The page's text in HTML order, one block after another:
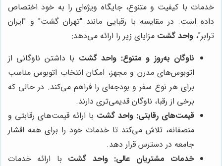
خدمات با کیفیت و متنوع، جایگاه ویژه‌ای را به خود اختصاص
داده است. در مقایسه با رقبایی مانند "تهران گشت" و "ایران
ترابر"، واحد گشت مزایای زیر را ارائه می‌دهد:
ناوگان به‌روز و متنوع: واحد گشت با داشتن ناوگانی از
اتوبوس‌های مدرن و مجهز، امکان انتخاب اتوبوس مناسب
برای هر نوع سفر و بودجه‌ای را فراهم می‌کند. در حالی که
برخی از رقبا، ناوگان قدیمی‌تری دارند.
قیمت‌های رقابتی: واحد گشت با ارائه قیمت‌های رقابتی و
منصفانه، تلاش می‌کند تا خدمات خود را برای همه اقشار
جامعه در دسترس قرار دهد.
خدمات مشتریان عالی: واحد گشت با ارائه خدمات